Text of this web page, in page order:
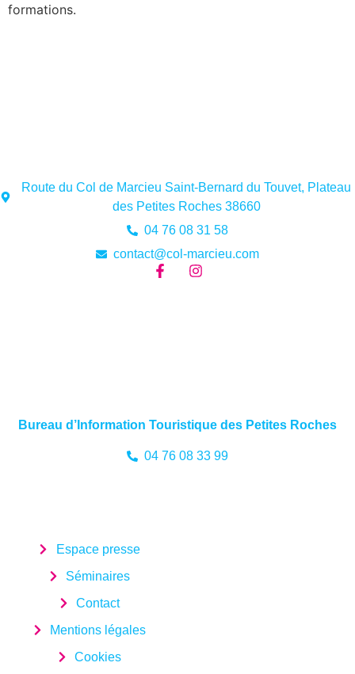
formations.
Route du Col de Marcieu Saint-Bernard du Touvet, Plateau
des Petites Roches 38660
04 76 08 31 58
contact@col-marcieu.com
Bureau d’Information Touristique des Petites Roches
04 76 08 33 99
Espace presse
Séminaires
Contact
Mentions légales
Cookies